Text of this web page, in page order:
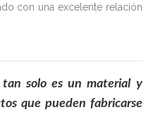
con una excelente relación
solo es un material y
que pueden fabricarse